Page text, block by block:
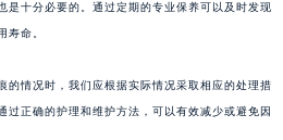
是十分必要的。通过定期的专业保养可以及时发现
寿命。
的情况时，我们应根据实际情况采取相应的处理措
过正确的护理和维护方法，可以有效减少或避免因